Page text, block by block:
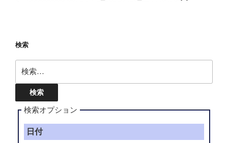
ナ
ー
シ
ョ
ン
検索
索:
検索オプション
日付